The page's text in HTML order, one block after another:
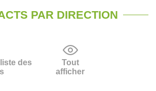
PAR DIRECTION
des
Tout
afficher